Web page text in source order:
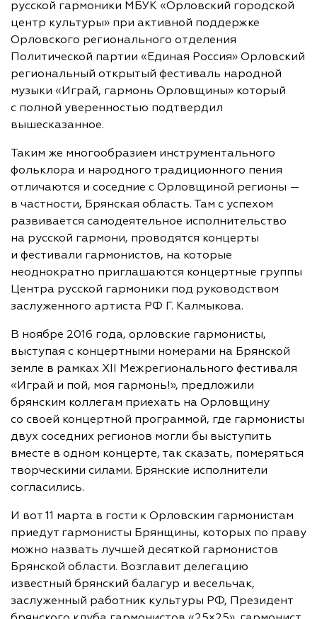
русской гармоники МБУК «Орловский городской
центр культуры» при активной поддержке
Орловского регионального отделения
Политической партии «Единая Россия» Орловский
региональный открытый фестиваль народной
музыки «Играй, гармонь Орловщины» который
с полной уверенностью подтвердил
вышесказанное.
Таким же многообразием инструментального
фольклора и народного традиционного пения
отличаются и соседние с Орловщиной регионы —
в частности, Брянская область. Там с успехом
развивается самодеятельное исполнительство
на русской гармони, проводятся концерты
и фестивали гармонистов, на которые
неоднократно приглашаются концертные группы
Центра русской гармоники под руководством
заслуженного артиста РФ Г. Калмыкова.
В ноябре 2016 года, орловские гармонисты,
выступая с концертными номерами на Брянской
земле в рамках XII Межрегионального фестиваля
«Играй и пой, моя гармонь!», предложили
брянским коллегам приехать на Орловщину
со своей концертной программой, где гармонисты
двух соседних регионов могли бы выступить
вместе в одном концерте, так сказать, померяться
творческими силами. Брянские исполнители
согласились.
И вот 11 марта в гости к Орловским гармонистам
приедут гармонисты Брянщины, которых по праву
можно назвать лучшей десяткой гармонистов
Брянской области. Возглавит делегацию
известный брянский балагур и весельчак,
заслуженный работник культуры РФ, Президент